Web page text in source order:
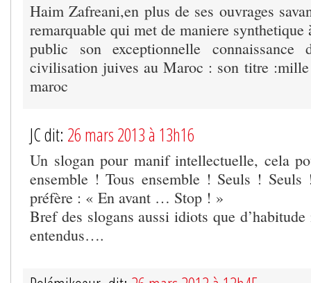
Haim Zafreani,en plus de ses ouvrages
remarquable qui met de maniere synthetique
public son exceptionnelle
civilisation juives au Maroc : son titre
maroc
JC dit: 26 mars 2013 à 13h16
Un slogan pour manif intellectuelle, cela
ensemble ! Tous ensemble ! Seuls !
préfère : « En avant … Stop ! »
Bref des slogans aussi idiots que d’habitude
entendus….